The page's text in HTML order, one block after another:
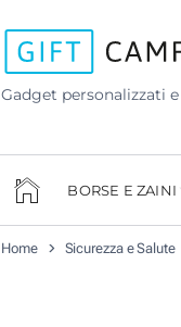
Gadget personalizzati
BORSE E ZAINI
Home Sicurezza e Salute